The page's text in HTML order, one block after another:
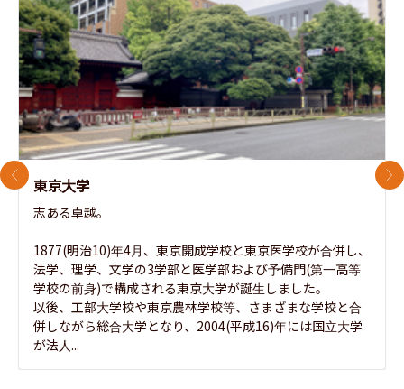
東京大学
志ある卓越。
1877(明治10)年4月、東京開成学校と東京医学校が合併し、
法学、理学、文学の3学部と医学部および予備門(第一高等
学校の前身)で構成される東京大学が誕生しました。
以後、工部大学校や東京農林学校等、さまざまな学校と合
併しながら総合大学となり、2004(平成16)年には国立大学
が法人...
前のスライド 次